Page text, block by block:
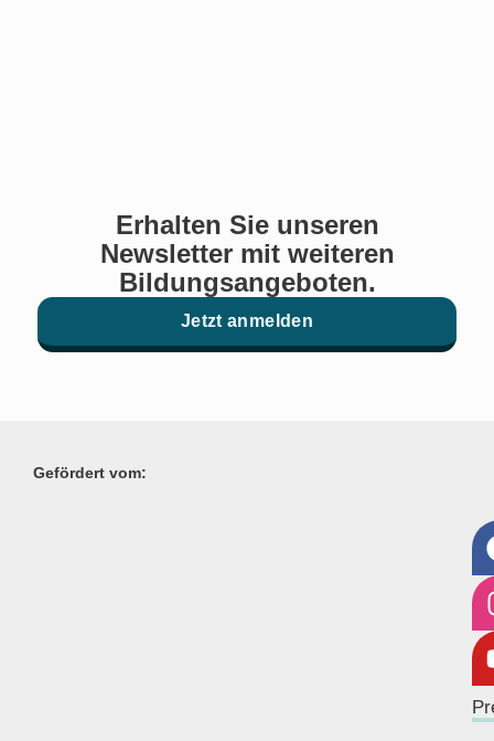
Erhalten Sie unseren
Newsletter mit weiteren
Bildungsangeboten.
Jetzt anmelden
Gefördert vom: